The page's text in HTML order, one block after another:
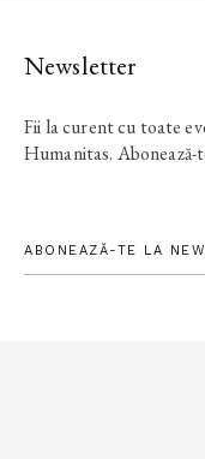
Newsletter
Fii la curent cu toate
Humanitas. Abonează-
ABONEAZĂ-TE LA